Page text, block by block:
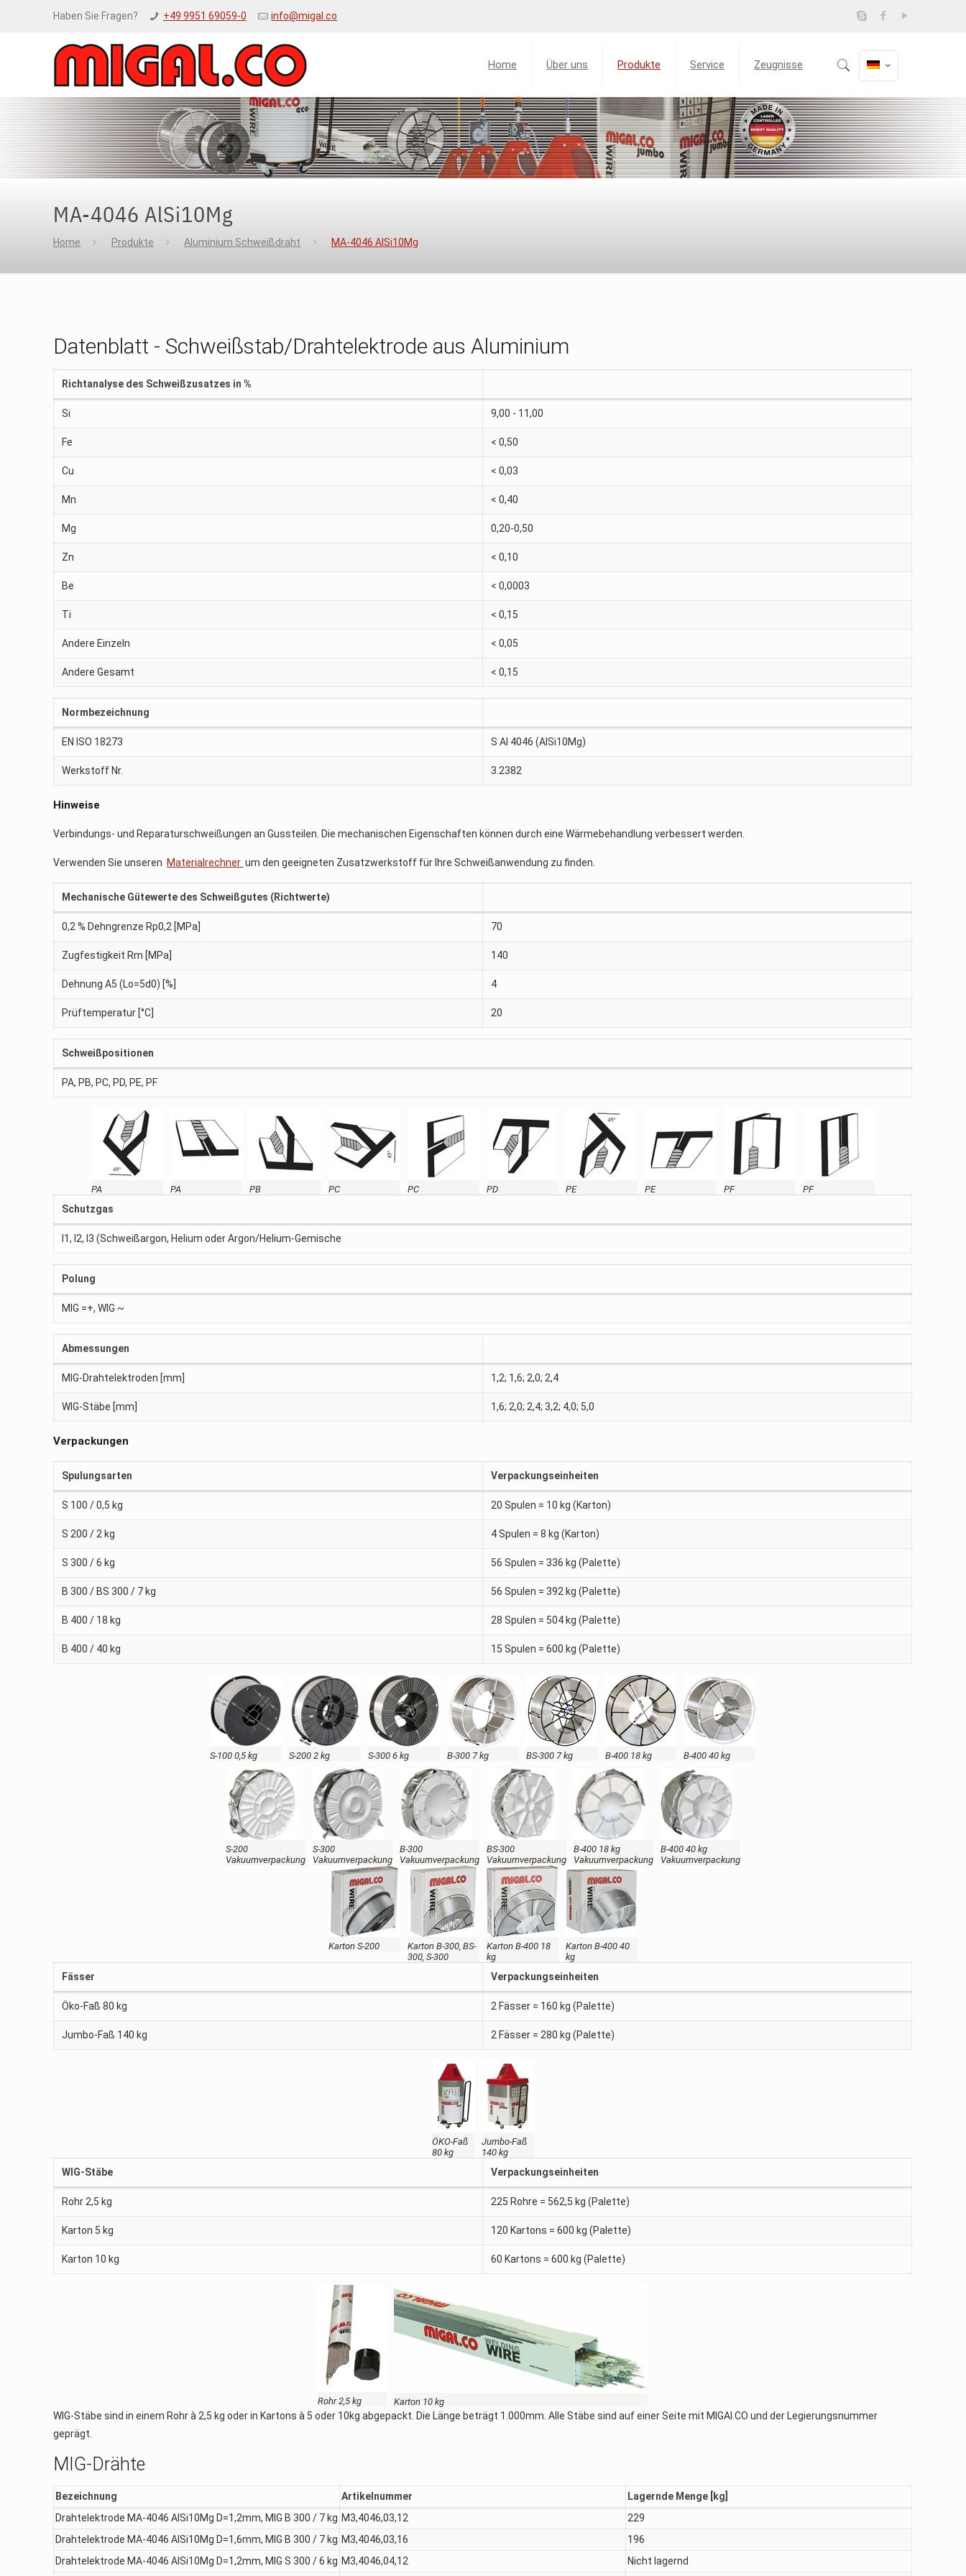
Haben Sie Fragen? +49 9951 69059-0 info@migal.co
Home Über uns Produkte Service Zeugnisse
MA-4046 AlSi10Mg
Home Produkte Aluminium Schweißdraht MA-4046 AlSi10Mg
Datenblatt - Schweißstab/Drahtelektrode aus Aluminium
Richtanalyse des Schweißzusatzes in %
Si 9,00 - 11,00
Fe < 0,50
Cu < 0,03
Mn < 0,40
Mg 0,20-0,50
Zn < 0,10
Be < 0,0003
Ti < 0,15
Andere Einzeln < 0,05
Andere Gesamt < 0,15
Normbezeichnung
EN ISO 18273 S Al 4046 (AlSi10Mg)
Werkstoff Nr. 3.2382
Hinweise
Verbindungs- und Reparaturschweißungen an Gussteilen. Die mechanischen Eigenschaften können durch eine Wärmebehandlung verbessert werden.
Verwenden Sie unseren Materialrechner um den geeigneten Zusatzwerkstoff für Ihre Schweißanwendung zu finden.
Mechanische Gütewerte des Schweißgutes (Richtwerte)
0,2 % Dehngrenze Rp0,2 [MPa] 70
Zugfestigkeit Rm [MPa] 140
Dehnung A5 (Lo=5d0) [%] 4
Prüftemperatur [°C] 20
Schweißpositionen
PA, PB, PC, PD, PE, PF
PA PA PB PC PC PD PE PE PF PF
Schutzgas
I1, I2, I3 (Schweißargon, Helium oder Argon/Helium-Gemische
Polung
MIG =+, WIG ~
Abmessungen
MIG-Drahtelektroden [mm] 1,2; 1,6; 2,0; 2,4
WIG-Stäbe [mm] 1,6; 2,0; 2,4; 3,2; 4,0; 5,0
Verpackungen
Spulungsarten Verpackungseinheiten
S 100 / 0,5 kg 20 Spulen = 10 kg (Karton)
S 200 / 2 kg 4 Spulen = 8 kg (Karton)
S 300 / 6 kg 56 Spulen = 336 kg (Palette)
B 300 / BS 300 / 7 kg 56 Spulen = 392 kg (Palette)
B 400 / 18 kg 28 Spulen = 504 kg (Palette)
B 400 / 40 kg 15 Spulen = 600 kg (Palette)
S-100 0,5 kg S-200 2 kg S-300 6 kg B-300 7 kg BS-300 7 kg B-400 18 kg B-400 40 kg
S-200
Vakuumverpackung
S-300
Vakuumverpackung
B-300
Vakuumverpackung
BS-300
Vakuumverpackung
B-400 18 kg
Vakuumverpackung
B-400 40 kg
Vakuumverpackung
Karton S-200
Karton B-300, BS-
300, S-300
Karton B-400 18
kg
Karton B-400 40
kg
Fässer Verpackungseinheiten
Öko-Faß 80 kg 2 Fässer = 160 kg (Palette)
Jumbo-Faß 140 kg 2 Fässer = 280 kg (Palette)
ÖKO-Faß
80 kg
Jumbo-Faß
140 kg
WIG-Stäbe Verpackungseinheiten
Rohr 2,5 kg 225 Rohre = 562,5 kg (Palette)
Karton 5 kg 120 Kartons = 600 kg (Palette)
Karton 10 kg 60 Kartons = 600 kg (Palette)
Rohr 2,5 kg Karton 10 kg
WIG-Stäbe sind in einem Rohr à 2,5 kg oder in Kartons à 5 oder 10kg abgepackt. Die Länge beträgt 1.000mm. Alle Stäbe sind auf einer Seite mit MIGAl.CO und der Legierungsnummer
geprägt.
MIG-Drähte
Bezeichnung Artikelnummer
Lagernde Menge [kg]
Drahtelektrode MA-4046 AlSi10Mg D=1,2mm, MIG B 300 / 7 kg M3,4046,03,12
229
Drahtelektrode MA-4046 AlSi10Mg D=1,6mm, MIG B 300 / 7 kg M3,4046,03,16
196
Drahtelektrode MA-4046 AlSi10Mg D=1,2mm, MIG S 300 / 6 kg M3,4046,04,12 Nicht lagernd